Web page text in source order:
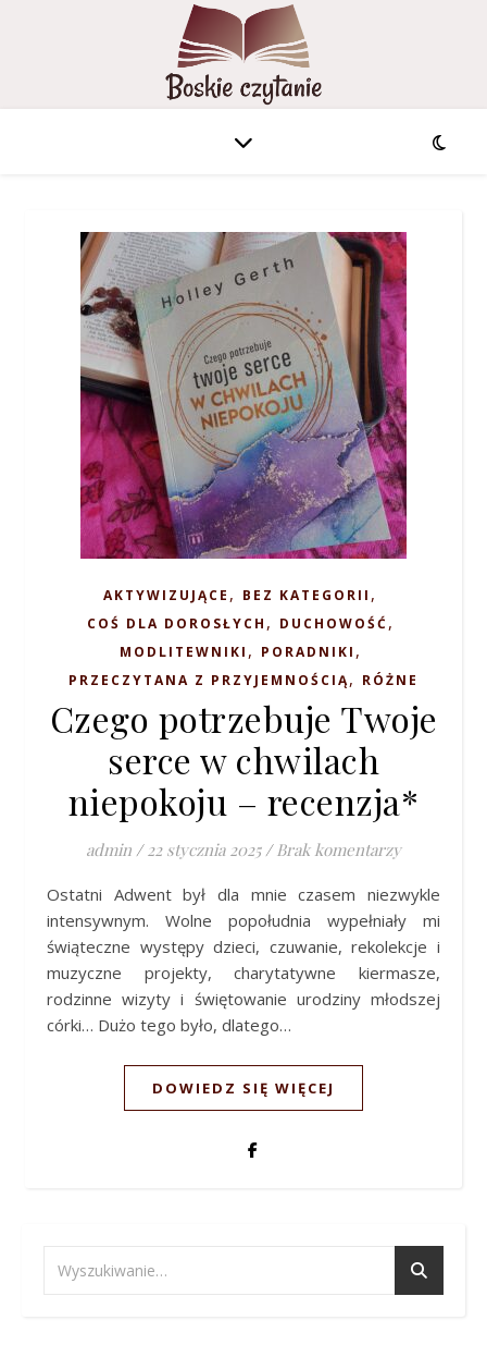
AKTYWIZUJĄCE , BEZ KATEGORII ,
COŚ DLA DOROSŁYCH , DUCHOWOŚĆ ,
MODLITEWNIKI , PORADNIKI ,
PRZECZYTANA Z PRZYJEMNOŚCIĄ, RÓŻNE
Czego potrzebuje Twoje
serce w chwilach
niepokoju – recenzja*
admin / 22 stycznia 2025 / Brak komentarzy
Ostatni Adwent był dla mnie czasem niezwykle
intensywnym. Wolne popołudnia wypełniały mi
świąteczne występy dzieci, czuwanie, rekolekcje i
muzyczne projekty, charytatywne kiermasze,
rodzinne wizyty i świętowanie urodziny młodszej
córki… Dużo tego było, dlatego…
DOWIEDZ SIĘ WIĘCEJ